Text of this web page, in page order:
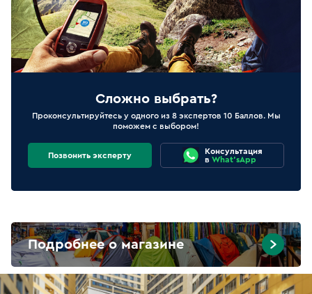
Сложно выбрать?
Проконсультируйтесь у одного из 8 экспертов 10 Баллов. Мы
поможем с выбором!
Позвонить эксперту
Консультация
в What'sApp
Подробнее о магазине